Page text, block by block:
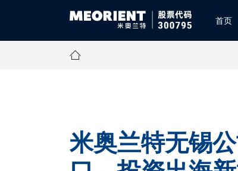
首页
米奥兰特无锡